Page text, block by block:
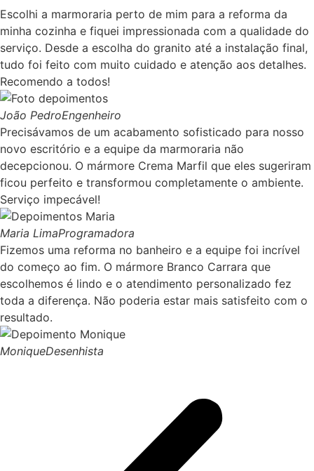
Escolhi a marmoraria perto de mim para a reforma da
minha cozinha e fiquei impressionada com a qualidade do
serviço. Desde a escolha do granito até a instalação final,
tudo foi feito com muito cuidado e atenção aos detalhes.
Recomendo a todos!
João PedroEngenheiro
Precisávamos de um acabamento sofisticado para nosso
novo escritório e a equipe da marmoraria não
decepcionou. O mármore Crema Marfil que eles sugeriram
ficou perfeito e transformou completamente o ambiente.
Serviço impecável!
Maria LimaProgramadora
Fizemos uma reforma no banheiro e a equipe foi incrível
do começo ao fim. O mármore Branco Carrara que
escolhemos é lindo e o atendimento personalizado fez
toda a diferença. Não poderia estar mais satisfeito com o
resultado.
MoniqueDesenhista